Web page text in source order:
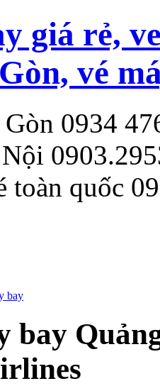
0934
toàn quốc
bay
bay